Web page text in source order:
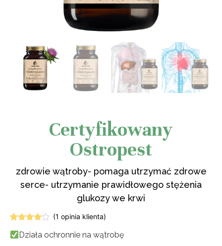
Certyfikowany
Ostropest
zdrowie wątroby- pomaga utrzymać zdrowe
serce- utrzymanie prawidłowego stężenia
glukozy we krwi
4.00na
(1 opinia klienta)
Działa ochronnie na wątrobę